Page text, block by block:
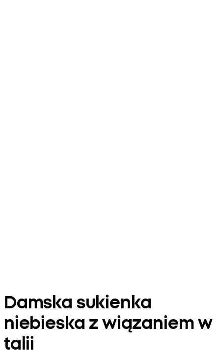
Damska sukienka
niebieska z wiązaniem w
talii